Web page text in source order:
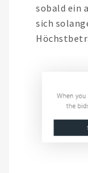
sobald ein
sich